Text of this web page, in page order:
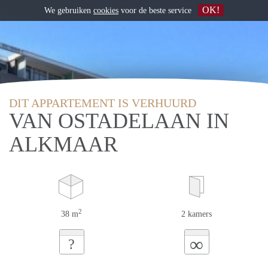
DIT APPARTEMENT IS VERHUURD
VAN OSTADELAAN IN
ALKMAAR
38 m2 2 kamers
? ∞
We gebruiken cookies voor de beste service OK!